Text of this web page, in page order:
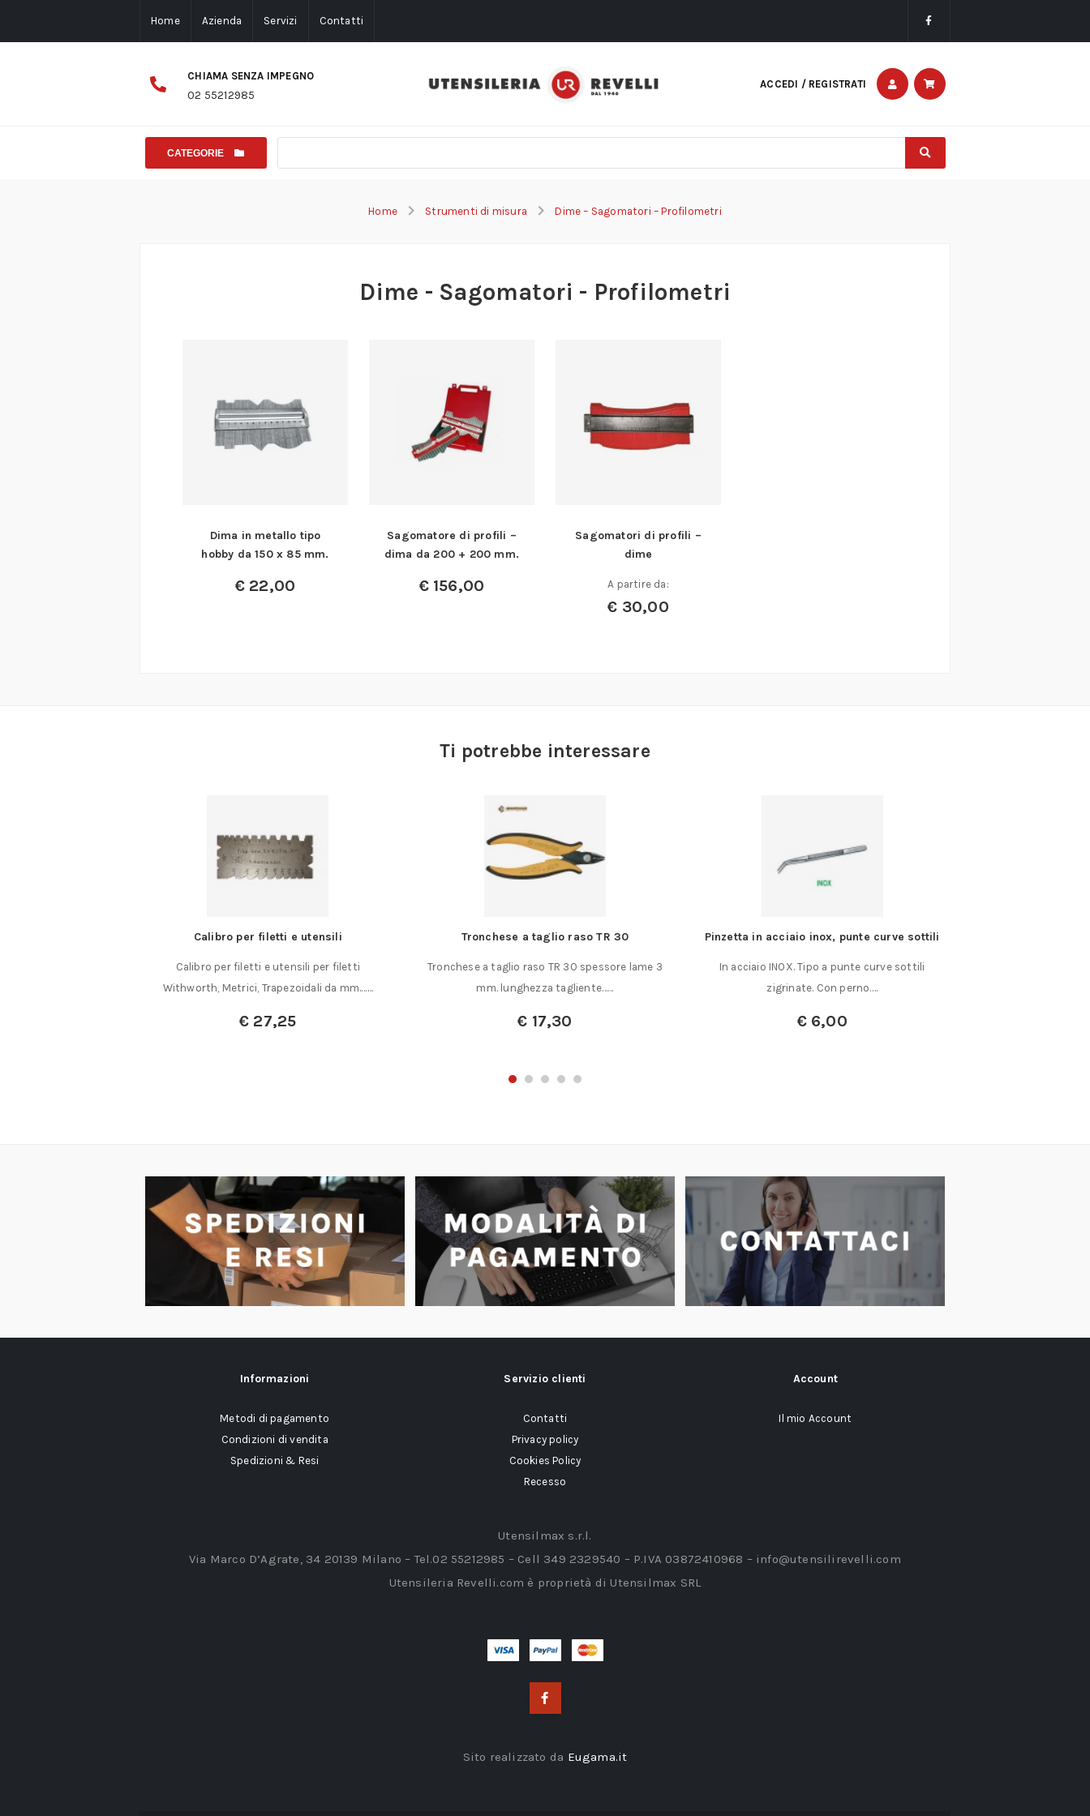
Home Azienda Servizi Contatti
CHIAMA SENZA IMPEGNO
02 55212985
ACCEDI / REGISTRATI
CATEGORIE
Home Strumenti di misura Dime – Sagomatori – Profilometri
Dime - Sagomatori - Profilometri
Dima in metallo tipo
hobby da 150 x 85 mm.
€ 22,00
Sagomatore di profili –
dima da 200 + 200 mm.
€156,00
Sagomatori di profili –
dime
A partire da:
€ 30,00
Ti potrebbe interessare
Calibro per filetti e utensili
Calibro per filetti e utensili per filetti
Withworth, Metrici, Trapezoidali da mm.……
€ 27,25
Tronchese a taglio raso TR 30
Tronchese a taglio raso TR 30 spessore lame 3
mm. lunghezza tagliente……
€ 17,30
Pinzetta in acciaio inox, punte curve sottili
In acciaio INOX. Tipo a punte curve sottili
zigrinate. Con perno.…
€6,00
Informazioni
Metodi di pagamento
Condizioni di vendita
Spedizioni & Resi
Servizio clienti
Contatti
Privacy policy
Cookies Policy
Recesso
Account
Il mio Account
Utensilmax s.r.l.
Via Marco D’Agrate, 34 20139 Milano – Tel.02 55212985 – Cell 349 2329540 – P.IVA 03872410968 – info@utensilirevelli.com
Utensileria Revelli.com è proprietà di Utensilmax SRL
Sito realizzato da Eugama.it